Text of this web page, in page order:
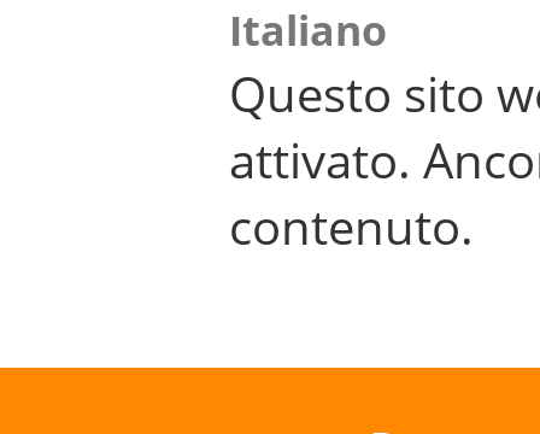
Italiano
Questo sito
attivato.
contenuto.